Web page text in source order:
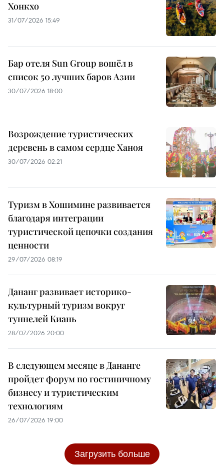
Хонкхо
31/07/2026 15:49
Бар отеля Sun Group вошёл в
список 50 лучших баров Азии
30/07/2026 18:00
Возрождение туристических
деревень в самом сердце Ханоя
30/07/2026 02:21
Туризм в Хошимине развивается
благодаря интеграции
туристической цепочки создания
ценности
29/07/2026 08:19
Дананг развивает историко-
культурный туризм вокруг
туннелей Киань
28/07/2026 20:00
В следующем месяце в Дананге
пройдет форум по гостиничному
бизнесу и туристическим
технологиям
26/07/2026 19:00
Загрузить больше